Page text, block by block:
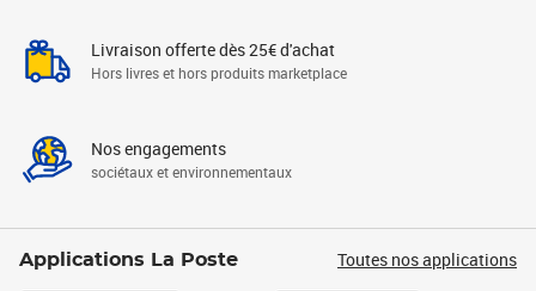
Livraison offerte dès 25€ d'achat
Hors livres et hors produits marketplace
Nos engagements
sociétaux et environnementaux
Applications La Poste Toutes nos applications